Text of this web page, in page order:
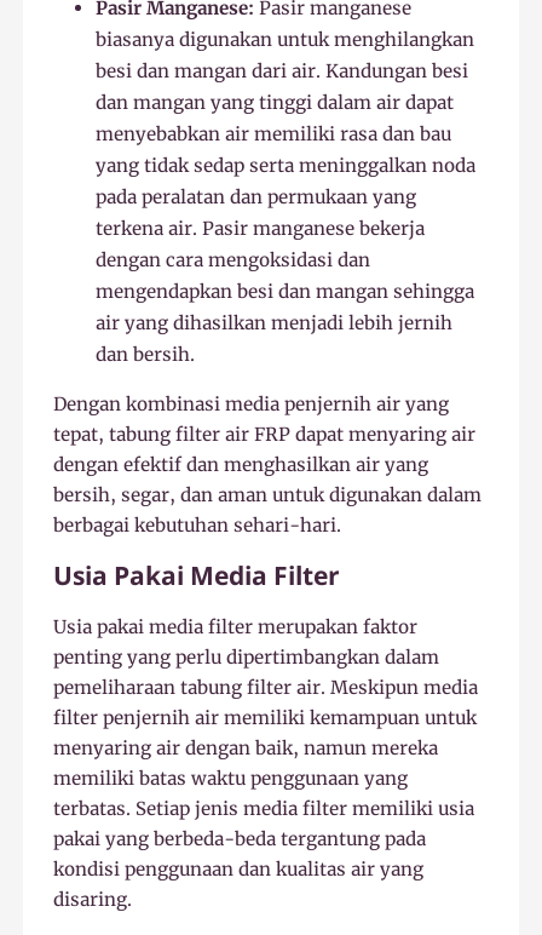
Pasir Manganese: Pasir manganese
biasanya digunakan untuk menghilangkan
besi dan mangan dari air. Kandungan besi
dan mangan yang tinggi dalam air dapat
menyebabkan air memiliki rasa dan bau
yang tidak sedap serta meninggalkan noda
pada peralatan dan permukaan yang
terkena air. Pasir manganese bekerja
dengan cara mengoksidasi dan
mengendapkan besi dan mangan sehingga
air yang dihasilkan menjadi lebih jernih
dan bersih.
Dengan kombinasi media penjernih air yang
tepat, tabung filter air FRP dapat menyaring air
dengan efektif dan menghasilkan air yang
bersih, segar, dan aman untuk digunakan dalam
berbagai kebutuhan sehari-hari.
Usia Pakai Media Filter
Usia pakai media filter merupakan faktor
penting yang perlu dipertimbangkan dalam
pemeliharaan tabung filter air. Meskipun media
filter penjernih air memiliki kemampuan untuk
menyaring air dengan baik, namun mereka
memiliki batas waktu penggunaan yang
terbatas. Setiap jenis media filter memiliki usia
pakai yang berbeda-beda tergantung pada
kondisi penggunaan dan kualitas air yang
disaring.